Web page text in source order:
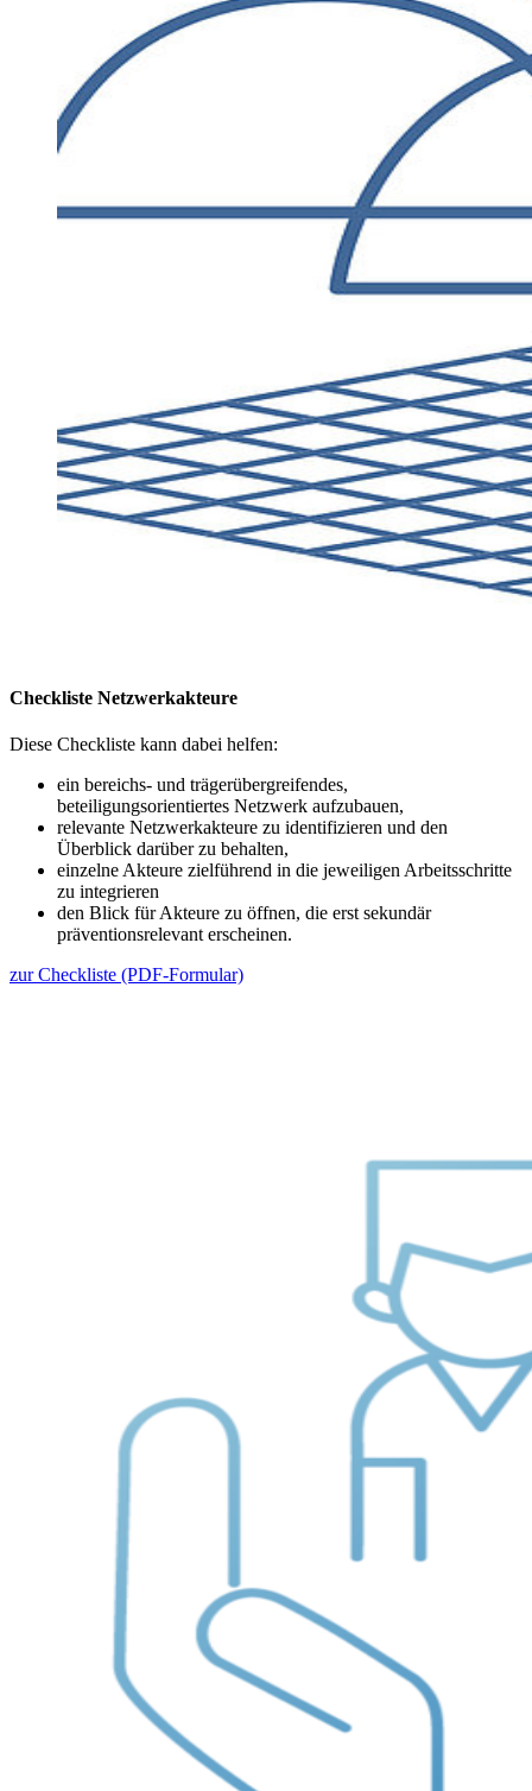
Checkliste Netzwerkakteure
Diese Checkliste kann dabei helfen:
ein bereichs- und trägerübergreifendes,
beteiligungsorientiertes Netzwerk aufzubauen,
relevante Netzwerkakteure zu identifizieren und den
Überblick darüber zu behalten,
einzelne Akteure zielführend in die jeweiligen Arbeitsschritte
zu integrieren
den Blick für Akteure zu öffnen, die erst sekundär
präventionsrelevant erscheinen.
zur Checkliste (PDF-Formular)